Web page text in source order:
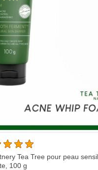
Tea Tree pour peau
100 g